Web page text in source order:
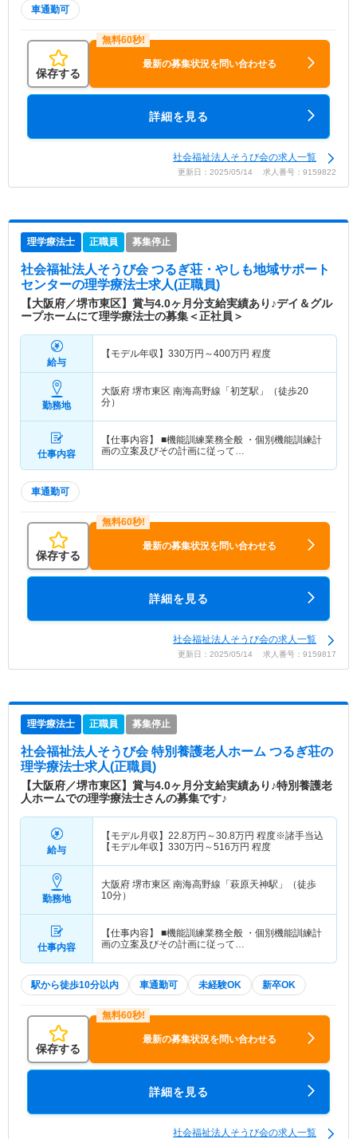
車通勤可
保存する
最新の募集状況を問い合わせる
詳細を見る
社会福祉法人そうび会の求人一覧
更新日：2025/05/14 求人番号：9159822
理学療法士 正職員 募集停止
社会福祉法人そうび会 つるぎ荘・やしも地域サポート
センターの理学療法士求人(正職員)
【大阪府／堺市東区】賞与4.0ヶ月分支給実績あり♪デイ＆グル
ープホームにて理学療法士の募集＜正社員＞
給与
【モデル年収】 330万円～400万円 程度
勤務地
大阪府 堺市東区 南海高野線「初芝駅」（徒歩20
分）
仕事内容
【仕事内容】 ■機能訓練業務全般 ・個別機能訓練計
画の立案及びその計画に従って…
車通勤可
保存する
最新の募集状況を問い合わせる
詳細を見る
社会福祉法人そうび会の求人一覧
更新日：2025/05/14 求人番号：9159817
理学療法士 正職員 募集停止
社会福祉法人そうび会 特別養護老人ホーム つるぎ荘の
理学療法士求人(正職員)
【大阪府／堺市東区】賞与4.0ヶ月分支給実績あり♪特別養護老
人ホームでの理学療法士さんの募集です♪
給与
【モデル月収】 22.8万円～30.8万円 程度※諸手当込
【モデル年収】 330万円～516万円 程度
勤務地
大阪府 堺市東区 南海高野線「萩原天神駅」（徒歩
10分）
仕事内容
【仕事内容】 ■機能訓練業務全般 ・個別機能訓練計
画の立案及びその計画に従って…
駅から徒歩10分以内 車通勤可 未経験OK 新卒OK
保存する
最新の募集状況を問い合わせる
詳細を見る
社会福祉法人そうび会の求人一覧